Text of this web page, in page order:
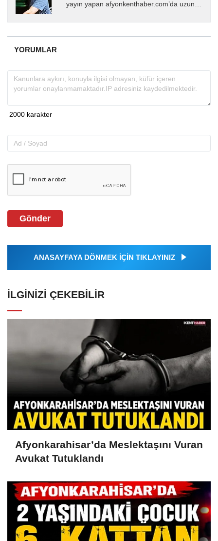
yayın yapan afyonkenthaber.com’da uzun
almakta, haber akışı...
YORUMLAR
Gönder
ANASAYFAYA DÖNMEK İÇİN TIKLAYINIZ
İLGINIZI ÇEKEBILIR
Afyonkarahisar’da Meslektaşını Vuran
Avukat Tutuklandı